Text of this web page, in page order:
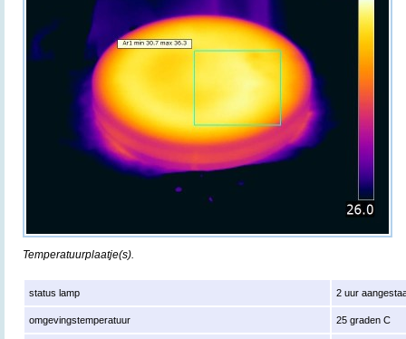
Temperatuurplaatje(s).
status lamp 2 uur
omgevingstemperatuur 25 graden C